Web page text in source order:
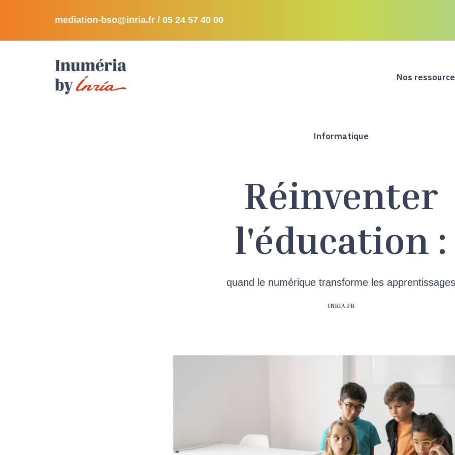
mediation-bso@inria.fr / 05 24 57 40 00
Nos
Informatique
Réinventer
l'éducation :
quand le numérique transforme les
INRIA.FR